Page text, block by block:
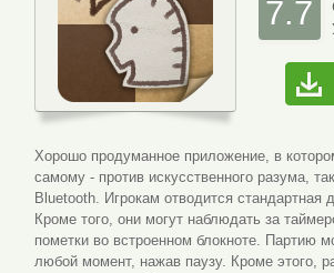
7.7
Хорошо продуманное приложение, в
самому - против искусственного разума,
Bluetooth. Игрокам отводится стандартная
Кроме того, они могут наблюдать за
пометки во встроенном блокноте. Партию
любой момент, нажав паузу. Кроме этого,